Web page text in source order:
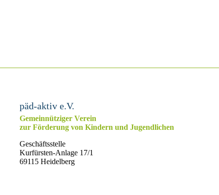
päd-aktiv e.V.
Gemeinnütziger Verein
zur Förderung von Kindern und Jugendlichen
Geschäftsstelle
Kurfürsten-Anlage 17/1
69115 Heidelberg